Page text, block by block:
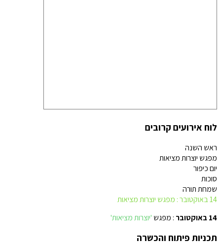
לוח אירועים קרובים
ראש השנה
מפגש יוצרות מציאות
יום כיפור
סוכות
שמחת תורה
14 באוקטובר : מפגש יוצרות מציאות
14 באוקטובר
: מפגש 'יוצרות מציאות'
תכניות פיתוח והכשרה